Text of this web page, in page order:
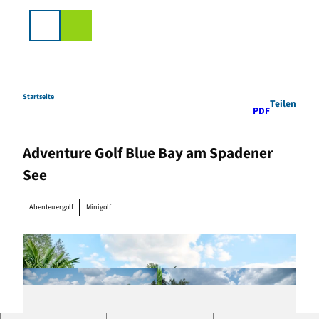
Startseite
PDF
Teilen
Adventure Golf Blue Bay am Spadener
See
Abenteuergolf Minigolf